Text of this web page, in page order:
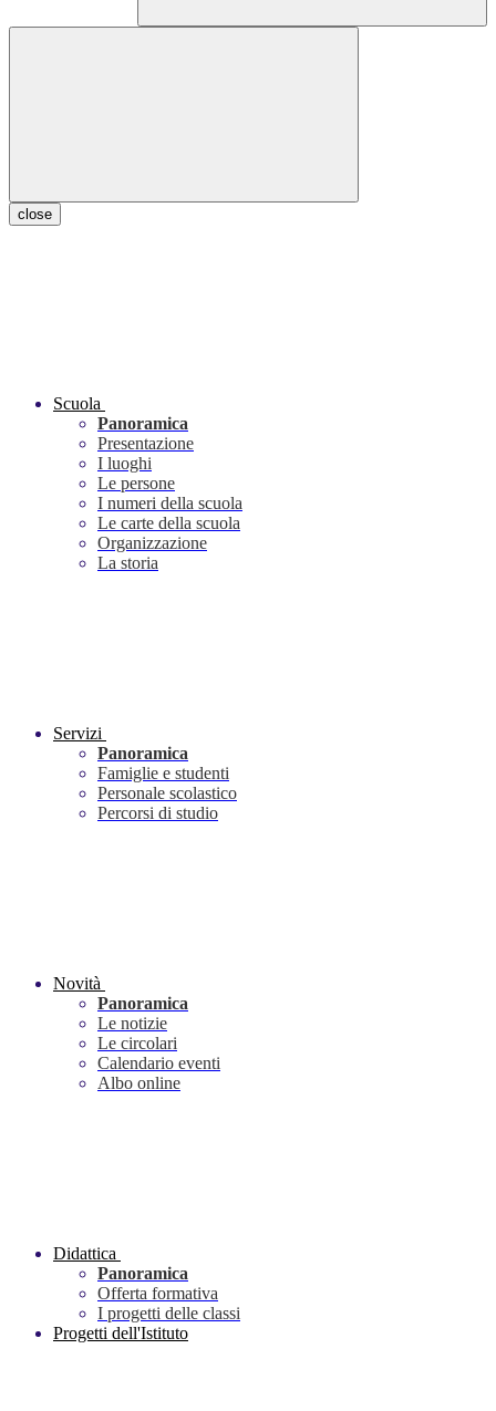
close
Scuola
Panoramica
Presentazione
I luoghi
Le persone
I numeri della scuola
Le carte della scuola
Organizzazione
La storia
Servizi
Panoramica
Famiglie e studenti
Personale scolastico
Percorsi di studio
Novità
Panoramica
Le notizie
Le circolari
Calendario eventi
Albo online
Didattica
Panoramica
Offerta formativa
I progetti delle classi
Progetti dell'Istituto